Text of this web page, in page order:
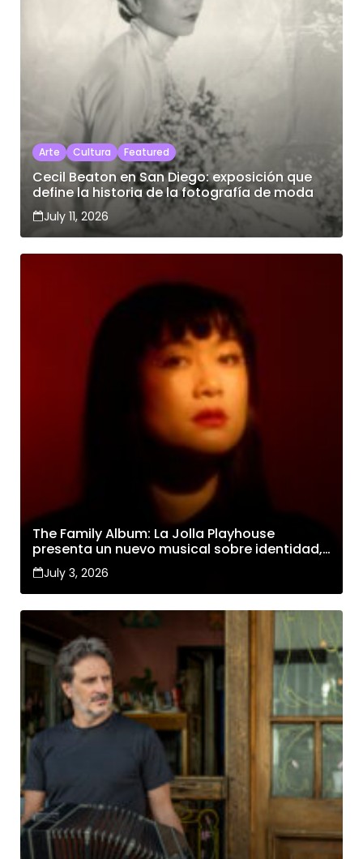
Arte Cultura Featured
Cecil Beaton en San Diego: exposición que
define la historia de la fotografía de moda
July 11, 2026
The Family Album: La Jolla Playhouse
presenta un nuevo musical sobre identidad,
familia y cambio
July 3, 2026